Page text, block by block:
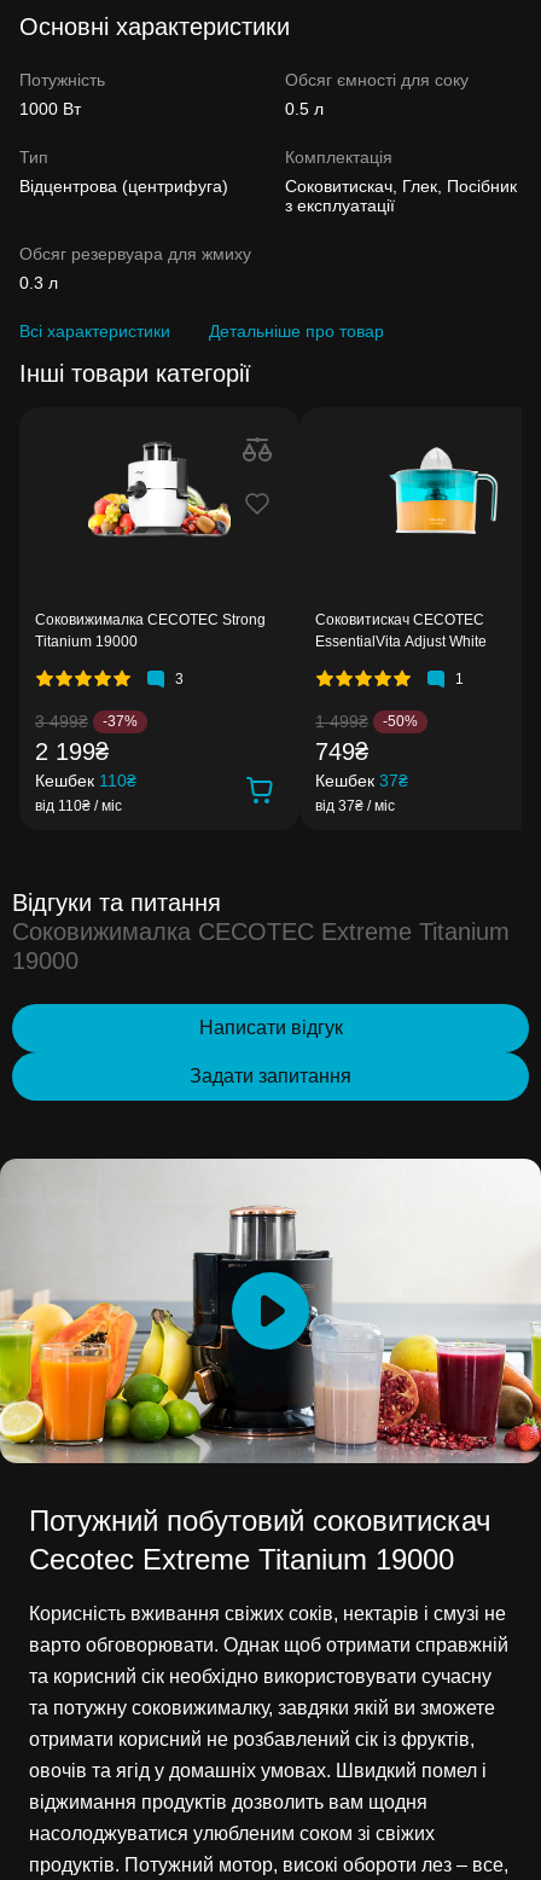
Основні характеристики
Потужність
1000 Вт
Обсяг ємності для соку
0.5 л
Тип
Відцентрова (центрифуга)
Комплектація
Соковитискач, Глек, Посібник
з експлуатації
Обсяг резервуара для жмиху
0.3 л
Всі характеристики Детальніше про товар
Інші товари категорії
Соковижималка CECOTEC Strong
Titanium 19000
3
3 499₴ -37%
2 199₴
Кешбек 110₴
від 110₴ / міс
Соковитискач CECOTEC
EssentialVita Adjust White
1
1 499₴ -50%
749₴
Кешбек 37₴
від 37₴ / міс
Відгуки та питання
Соковижималка CECOTEC Extreme Titanium
19000
Написати відгук
Задати запитання
Потужний побутовий соковитискач
Cecotec Extreme Titanium 19000
Корисність вживання свіжих соків, нектарів і смузі не
варто обговорювати. Однак щоб отримати справжній
та корисний сік необхідно використовувати сучасну
та потужну соковижималку, завдяки якій ви зможете
отримати корисний не розбавлений сік із фруктів,
овочів та ягід у домашніх умовах. Швидкий помел і
віджимання продуктів дозволить вам щодня
насолоджуватися улюбленим соком зі свіжих
продуктів. Потужний мотор, високі обороти лез – все,